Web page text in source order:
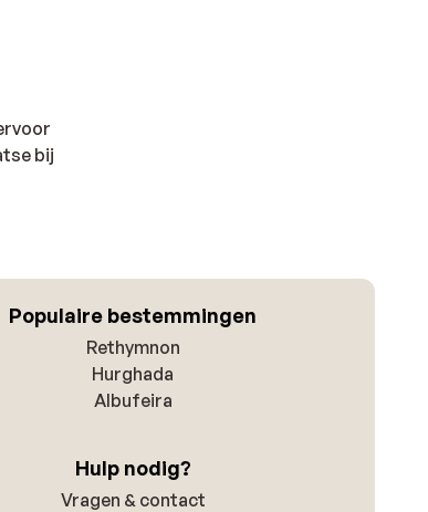
bij
Populaire bestemmingen
Rethymnon
Hurghada
Albufeira
Hulp nodig?
Vragen & contact